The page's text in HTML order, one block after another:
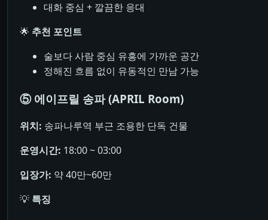
대화 중심 + 깔끔한 응대
🌟 추천 포인트
술보다 사람 중심 유흥에 가까운 공간
정해진 흐름 없이 유동적인 만남 가능
⑤ 에이프릴 송파 (APRIL Room)
위치: 송파나루역 부근 조용한 단독 건물
운영시간: 18:00 ~ 03:00
입장가: 약 40만~60만
💡 특징